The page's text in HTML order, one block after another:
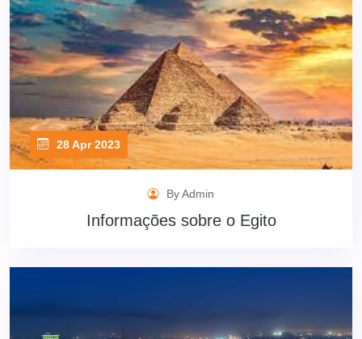
28 Apr 2023
By Admin
Informações sobre o Egito